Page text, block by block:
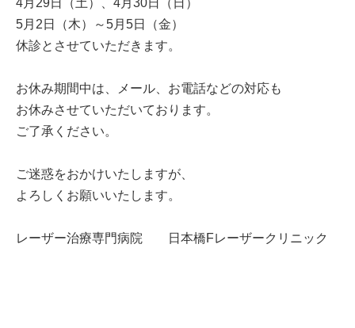
4月29日（土）、4月30日（日）
5月2日（木）～5月5日（金）
休診とさせていただきます。
お休み期間中は、メール、お電話などの対応も
お休みさせていただいております。
ご了承ください。
ご迷惑をおかけいたしますが、
よろしくお願いいたします。
レーザー治療専門病院 日本橋Fレーザークリニック